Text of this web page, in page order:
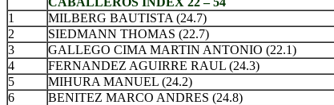
1
MILBERG BAUTISTA (24.7)
2
SIEDMANN THOMAS (22.7)
3
GALLEGO CIMA MARTIN ANTONIO (22.1)
4
FERNANDEZ AGUIRRE RAUL (24.3)
5
MIHURA MANUEL (24.2)
6
BENITEZ MARCO ANDRES (24.8)